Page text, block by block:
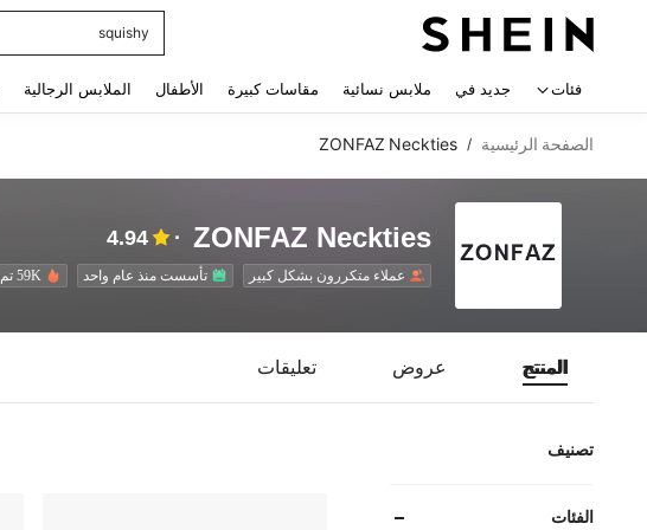
squishy
فئات جديد في ملابس نسائية مقاسات كبيرة الأطفال الملابس الرجالية
الصفحة الرئيسية /
ZONFAZ Neckties
ZONFAZ Neckties
4.94
عملاء متكررون بشكل كبير تأسست منذ عام واحد 59K تم بيعها مؤخرًا
المنتج عروض تعليقات
تصنيف
الفئات